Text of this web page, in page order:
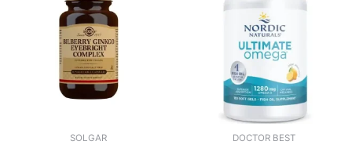
SOLGAR DOCTOR BEST